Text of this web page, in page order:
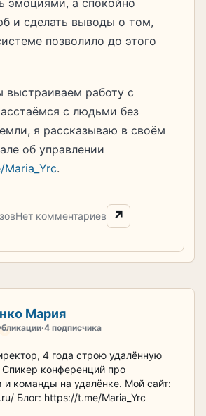
эмоциями, а спокойно
и сделать выводы о том,
позволило до этого
работу с
с людьми без
я рассказываю в своём
об управлении
.
Нет комментариев ↗
Мария
·4 подписчика
4 года строю удалённую
конференций про
и команды на удалёнке. Мой сайт:
Блог: https://t.me/Maria_Yrc